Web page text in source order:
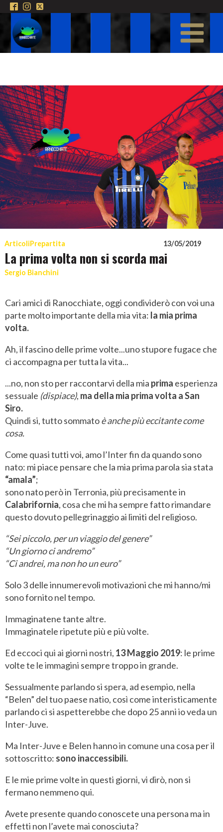
ArticoliPrepartita 13/05/2019
La prima volta non si scorda mai
Sergio Bianchini
Cari amici di Ranocchiate, oggi condividerò con voi una
parte molto importante della mia vita: la mia prima
volta.
Ah, il fascino delle prime volte...uno stupore fugace che
ci accompagna per tutta la vita...
...no, non sto per raccontarvi della mia prima esperienza
sessuale (dispiace), ma della mia prima volta a San
Siro.
Quindi si, tutto sommatoè anche più eccitante come
cosa.
Come quasi tutti voi, amo l’Inter fin da quando sono
nato: mi piace pensare che la mia prima parola sia stata
“amala”;
sono nato però in Terronia, più precisamente in
Calabrifornia, cosa che mi ha sempre fatto rimandare
questo dovuto pellegrinaggio ai limiti del religioso.
“Sei piccolo, per un viaggio del genere”
“Un giorno ci andremo”
“Ci andrei, ma non ho un euro”
Solo 3 delle innumerevoli motivazioni che mi hanno/mi
sono fornito nel tempo.
Immaginatene tante altre.
Immaginatele ripetute più e più volte.
Ed eccoci qui ai giorni nostri, 13 Maggio 2019: le prime
volte te le immagini sempre troppo in grande.
Sessualmente parlando si spera, ad esempio, nella
“Belen” del tuo paese natio, così come interisticamente
parlando ci si aspetterebbe che dopo 25 anni io veda un
Inter-Juve.
Ma Inter-Juve e Belen hanno in comune una cosa per il
sottoscritto: sono inaccessibili.
E le mie prime volte in questi giorni, vi dirò, non si
fermano nemmeno qui.
Avete presente quando conoscete una persona ma in
effetti non l’avete mai conosciuta?